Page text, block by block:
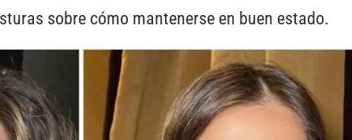
sobre cómo mantenerse en buen estado.